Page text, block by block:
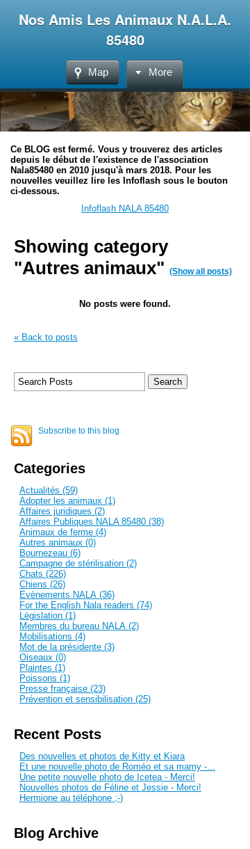
Nos Amis Les Animaux N.A.L.A.
85480
Map More
Ce BLOG est fermé. Vous y trouverez des articles
depuis le début de l'existence de l'association
Nala85480 en 2010 jusqu'à mars 2018. Pour les
nouvelles veuillez lire les Infoflash sous le bouton
ci-dessous.
Infoflash NALA 85480
Showing category
"Autres animaux" (Show all posts)
No posts were found.
« Back to posts
Subscribe to this blog
Categories
Actualités (59)
Adopter les animaux (1)
Affaires juridiques (2)
Affaires Publiques NALA 85480 (38)
Animaux de ferme (4)
Autres animaux (0)
Bournezeau (6)
Campagne de stérilisation (2)
Chats (226)
Chiens (26)
Evènements NALA (36)
For the English Nala readers (74)
Législation (1)
Membres du bureau NALA (2)
Mobilisations (4)
Mot de la présidente (3)
Oiseaux (0)
Plaintes (1)
Poissons (1)
Presse française (23)
Prévention et sensibilisation (25)
Recent Posts
Des nouvelles et photos de Kitty et Kiara
Et une nouvelle photo de Roméo et sa mamy -...
Une petite nouvelle photo de Icetea - Merci!
Nouvelles photos de Féline et Jessie - Merci!
Hermione au téléphone ;-)
Blog Archive